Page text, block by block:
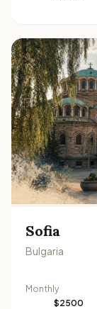
Sofia
Bulgaria
Monthly
$2500